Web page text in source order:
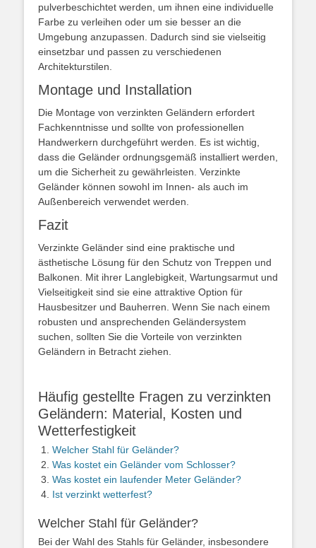
pulverbeschichtet werden, um ihnen eine individuelle
Farbe zu verleihen oder um sie besser an die
Umgebung anzupassen. Dadurch sind sie vielseitig
einsetzbar und passen zu verschiedenen
Architekturstilen.
Montage und Installation
Die Montage von verzinkten Geländern erfordert
Fachkenntnisse und sollte von professionellen
Handwerkern durchgeführt werden. Es ist wichtig,
dass die Geländer ordnungsgemäß installiert werden,
um die Sicherheit zu gewährleisten. Verzinkte
Geländer können sowohl im Innen- als auch im
Außenbereich verwendet werden.
Fazit
Verzinkte Geländer sind eine praktische und
ästhetische Lösung für den Schutz von Treppen und
Balkonen. Mit ihrer Langlebigkeit, Wartungsarmut und
Vielseitigkeit sind sie eine attraktive Option für
Hausbesitzer und Bauherren. Wenn Sie nach einem
robusten und ansprechenden Geländersystem
suchen, sollten Sie die Vorteile von verzinkten
Geländern in Betracht ziehen.
Häufig gestellte Fragen zu verzinkten
Geländern: Material, Kosten und
Wetterfestigkeit
Welcher Stahl für Geländer?
Was kostet ein Geländer vom Schlosser?
Was kostet ein laufender Meter Geländer?
Ist verzinkt wetterfest?
Welcher Stahl für Geländer?
Bei der Wahl des Stahls für Geländer, insbesondere